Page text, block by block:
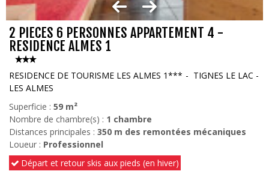
2 PIECES 6 PERSONNES APPARTEMENT 4 -
RESIDENCE ALMES 1
RESIDENCE DE TOURISME LES ALMES 1***
TIGNES LE LAC -
LES ALMES
Superficie : 59 m²
Nombre de chambre(s) : 1 chambre
Distances principales : 350 m des remontées mécaniques
Loueur : Professionnel
Départ et retour skis aux pieds (en hiver)